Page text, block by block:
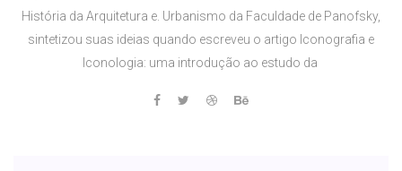
História da Arquitetura e. Urbanismo da Faculdade de Panofsky,
sintetizou suas ideias quando escreveu o artigo Iconografia e
Iconologia: uma introdução ao estudo da